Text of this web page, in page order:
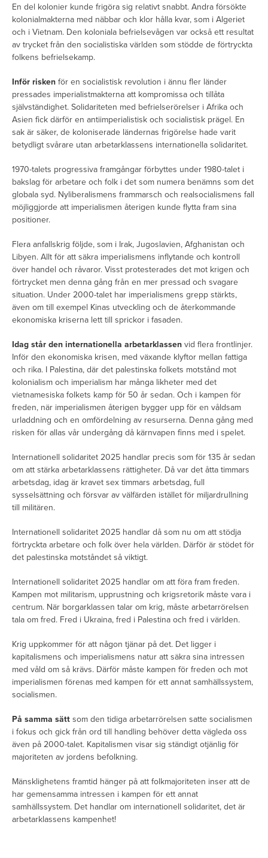
En del kolonier kunde frigöra sig relativt snabbt. Andra försökte
kolonialmakterna med näbbar och klor hålla kvar, som i Algeriet
och i Vietnam. Den koloniala befrielsevågen var också ett resultat
av trycket från den socialistiska världen som stödde de förtryckta
folkens befrielsekamp.
Inför risken för en socialistisk revolution i ännu fler länder
pressades imperialistmakterna att kompromissa och tillåta
självständighet. Solidariteten med befrielserörelser i Afrika och
Asien fick därför en antiimperialistisk och socialistisk prägel. En
sak är säker, de koloniserade ländernas frigörelse hade varit
betydligt svårare utan arbetarklassens internationella solidaritet.
1970-talets progressiva framgångar förbyttes under 1980-talet i
bakslag för arbetare och folk i det som numera benämns som det
globala syd. Nyliberalismens frammarsch och realsocialismens fall
möjliggjorde att imperialismen återigen kunde flytta fram sina
positioner.
Flera anfallskrig följde, som i Irak, Jugoslavien, Afghanistan och
Libyen. Allt för att säkra imperialismens inflytande och kontroll
över handel och råvaror. Visst protesterades det mot krigen och
förtrycket men denna gång från en mer pressad och svagare
situation. Under 2000-talet har imperialismens grepp stärkts,
även om till exempel Kinas utveckling och de återkommande
ekonomiska kriserna lett till sprickor i fasaden.
Idag står den internationella arbetarklassen vid flera frontlinjer.
Inför den ekonomiska krisen, med växande klyftor mellan fattiga
och rika. I Palestina, där det palestinska folkets motstånd mot
kolonialism och imperialism har många likheter med det
vietnamesiska folkets kamp för 50 år sedan. Och i kampen för
freden, när imperialismen återigen bygger upp för en våldsam
urladdning och en omfördelning av resurserna. Denna gång med
risken för allas vår undergång då kärnvapen finns med i spelet.
Internationell solidaritet 2025 handlar precis som för 135 år sedan
om att stärka arbetarklassens rättigheter. Då var det åtta timmars
arbetsdag, idag är kravet sex timmars arbetsdag, full
sysselsättning och försvar av välfärden istället för miljardrullning
till militären.
Internationell solidaritet 2025 handlar då som nu om att stödja
förtryckta arbetare och folk över hela världen. Därför är stödet för
det palestinska motståndet så viktigt.
Internationell solidaritet 2025 handlar om att föra fram freden.
Kampen mot militarism, upprustning och krigsretorik måste vara i
centrum. När borgarklassen talar om krig, måste arbetarrörelsen
tala om fred. Fred i Ukraina, fred i Palestina och fred i världen.
Krig uppkommer för att någon tjänar på det. Det ligger i
kapitalismens och imperialismens natur att säkra sina intressen
med våld om så krävs. Därför måste kampen för freden och mot
imperialismen förenas med kampen för ett annat samhällssystem,
socialismen.
På samma sätt som den tidiga arbetarrörelsen satte socialismen
i fokus och gick från ord till handling behöver detta vägleda oss
även på 2000-talet. Kapitalismen visar sig ständigt otjänlig för
majoriteten av jordens befolkning.
Mänsklighetens framtid hänger på att folkmajoriteten inser att de
har gemensamma intressen i kampen för ett annat
samhällssystem. Det handlar om internationell solidaritet, det är
arbetarklassens kampenhet!